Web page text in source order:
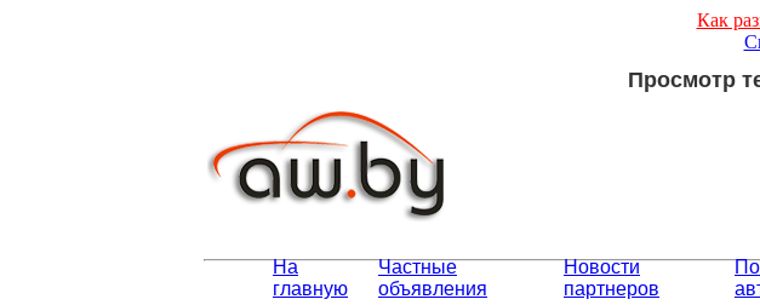
Как
Просмотр
На
главную
Частные
объявления
Новости
партнеров